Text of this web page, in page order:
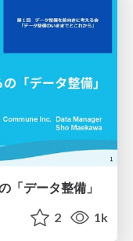
「データ整備」
2 1k